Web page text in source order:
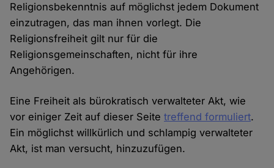
Religionsbekenntnis auf möglichst jedem Dokument
einzutragen, das man ihnen vorlegt. Die
Religionsfreiheit gilt nur für die
Religionsgemeinschaften, nicht für ihre
Angehörigen.
Eine Freiheit als bürokratisch verwalteter Akt, wie
vor einiger Zeit auf dieser Seitetreffend formuliert.
Ein möglichst willkürlich und schlampig verwalteter
Akt, ist man versucht, hinzuzufügen.